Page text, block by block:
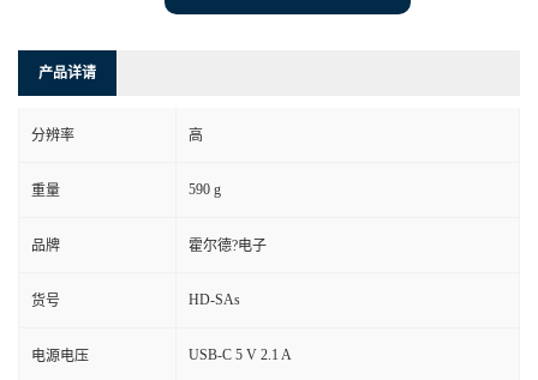
产品详请
分辨率 高
重量 590 g
品牌 霍尔德?电子
货号 HD-SAs
电源电压 USB-C 5 V 2.1 A